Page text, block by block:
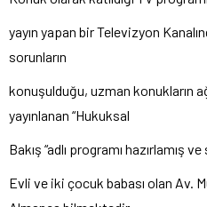
yayın yapan bir Televizyon
sorunların
konuşulduğu, uzman konukların
yayınlanan “Hukuksal
Bakış “adlı programı hazırlamış
Evli ve iki çocuk babası olan Av.